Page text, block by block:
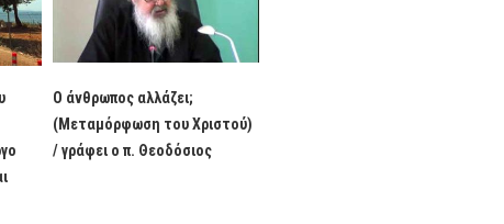
Ο άνθρωπος αλλάζει;
(Μεταμόρφωση του Χριστού)
/ γράφει ο π. Θεοδόσιος